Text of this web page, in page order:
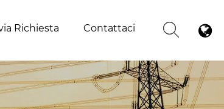
Richiesta Contattaci